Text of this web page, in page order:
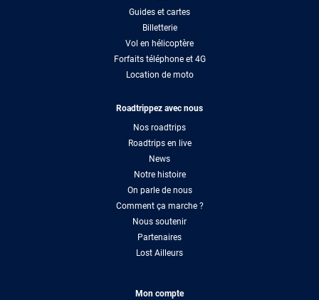
Guides et cartes
Billetterie
Vol en hélicoptère
Forfaits téléphone et 4G
Location de moto
Roadtrippez avec nous
Nos roadtrips
Roadtrips en live
News
Notre histoire
On parle de nous
Comment ça marche ?
Nous soutenir
Partenaires
Lost Ailleurs
Mon compte